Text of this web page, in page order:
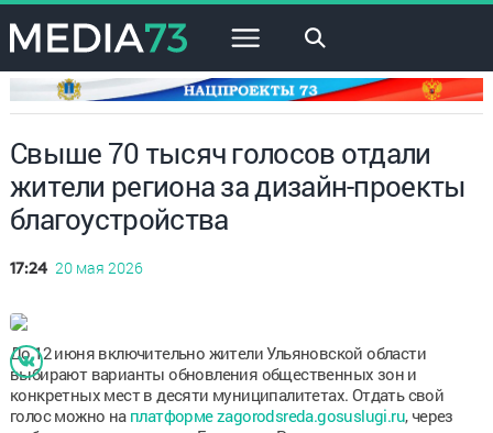
×
Свыше 70 тысяч голосов отдали
жители региона за дизайн-проекты
благоустройства
17:24 20 мая 2026
До 12 июня включительно жители Ульяновской области
выбирают варианты обновления общественных зон и
конкретных мест в десяти муниципалитетах. Отдать свой
голос можно на платформе zagorodsreda.gosuslugi.ru, через